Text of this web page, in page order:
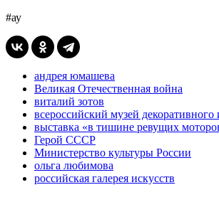
#ау
андрея юмашева
Великая Отечественная война
виталий зотов
всероссийский музей декоративного
выставка «в тишине ревущих
Герой СССР
Министерство культуры России
ольга любимова
российская галерея искусств